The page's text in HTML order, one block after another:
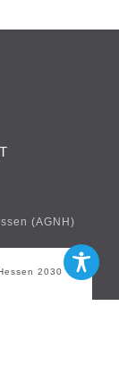
(AGNH)
2030